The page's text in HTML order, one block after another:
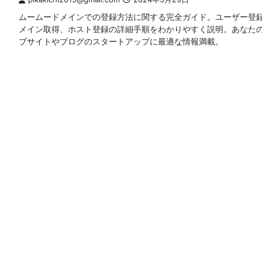
ムームードメインでの登録方法に関する完全ガイド。ユーザー登
メイン取得、ホスト登録の詳細手順をわかりやすく説明。あなた
ブサイトやブログのスタートアップに最適な情報満載。